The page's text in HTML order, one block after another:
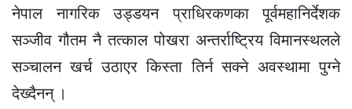
नेपाल नागरिक उड्डयन प्राधिरकणका पूर्वमहानिर्देशक
सञ्जीव गौतम नै तत्काल पोखरा अन्तर्राष्ट्रिय विमानस्थलले
सञ्चालन खर्च उठाएर किस्ता तिर्न सक्ने अवस्थामा पुग्ने
देख्दैनन् ।